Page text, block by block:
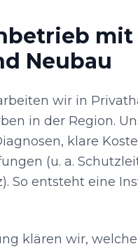
mit
Neubau
wir in
in der Region.
klare
(u. a.
So entsteht eine
klären wir,